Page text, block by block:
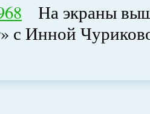
На экраны
с Инной